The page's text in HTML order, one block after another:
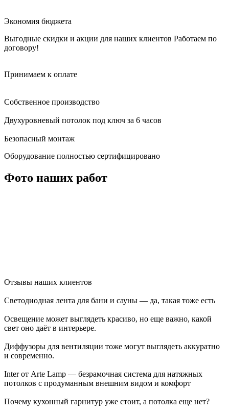
Экономия бюджета
Выгодные скидки и акции для наших клиентов Работаем по
договору!
Принимаем к оплате
Собственное производство
Двухуровневый потолок под ключ за 6 часов
Безопасный монтаж
Оборудование полностью сертифицировано
Фото наших работ
Отзывы наших клиентов
Светодиодная лента для бани и сауны — да, такая тоже есть
Освещение может выглядеть красиво, но еще важно, какой
свет оно даёт в интерьере.
Диффузоры для вентиляции тоже могут выглядеть аккуратно
и современно.
Inter от Arte Lamp — безрамочная система для натяжных
потолков с продуманным внешним видом и комфорт
Почему кухонный гарнитур уже стоит, а потолка еще нет?